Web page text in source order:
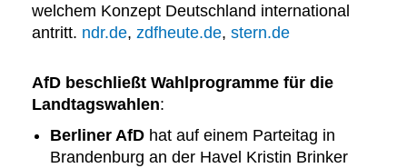
welchem Konzept Deutschland international
antritt. ndr.de, zdfheute.de, stern.de
AfD beschließt Wahlprogramme für die
Landtagswahlen:
Berliner AfD hat auf einem Parteitag in
Brandenburg an der Havel Kristin Brinker